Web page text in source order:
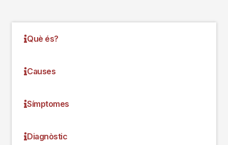
Què és?
Causes
Símptomes
Diagnòstic